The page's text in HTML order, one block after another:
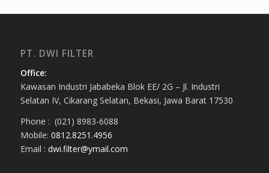
PT. DWI FILTER
Office:
Kawasan Industri Jababeka Blok EE/ 2G – Jl. Industri
Selatan IV, Cikarang Selatan, Bekasi, Jawa Barat 17530
Phone : (021) 8983-6088
Mobile: 0812.8251.4956
Email : dwi.filter@ymail.com